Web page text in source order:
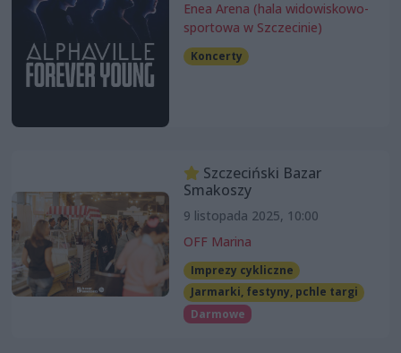
Enea Arena (hala widowiskowo-
sportowa w Szczecinie)
Koncerty
Szczeciński Bazar
Smakoszy
9 listopada 2025, 10:00
OFF Marina
Imprezy cykliczne
Jarmarki, festyny, pchle targi
Darmowe